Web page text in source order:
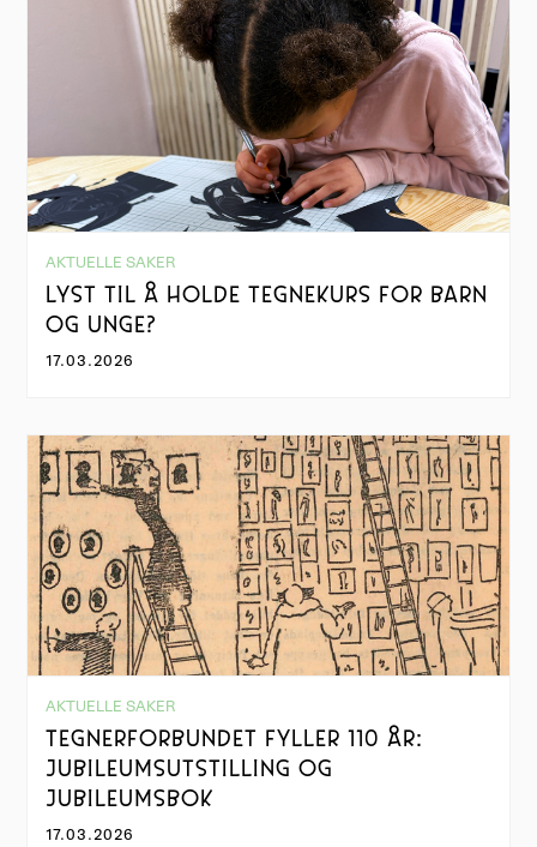
AKTUELLE SAKER
LYST TIL Å HOLDE TEGNEKURS FOR BARN
OG UNGE?
17.03.2026
AKTUELLE SAKER
TEGNERFORBUNDET FYLLER 110 ÅR:
JUBILEUMSUTSTILLING OG
JUBILEUMSBOK
17.03.2026